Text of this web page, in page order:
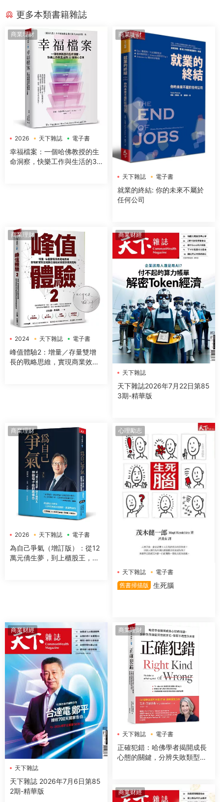
更多本類書籍雜誌
商業理財
2026 天下雜誌 電子書
幸福檔案：一個哈佛教授的生
命洞察，快樂工作與生活的33
商業理財
天下雜誌 電子書
就業的終結: 你的未來不屬於
任何公司
商業理財
2024 天下雜誌 電子書
峰值體驗2：增量／存量雙增
長的戰略思維，實現商業效益
商業财經
天下雜誌
天下雜誌2026年7月22日第85
3期-精華版
商業理財
2026 天下雜誌 電子書
為自己爭氣（增訂版）：從12
萬元僑生夢，到上櫃股王，群
心理勵志
天下雜誌
電子書
舊書掃描版
生死腦
商業财經
天下雜誌
天下雜誌 2026年7月6日第85
2期-精華版
商業理財
天下雜誌 電子書
正確犯錯：哈佛學者揭開成長
心態的關鍵，分辨失敗類型與
商業财經